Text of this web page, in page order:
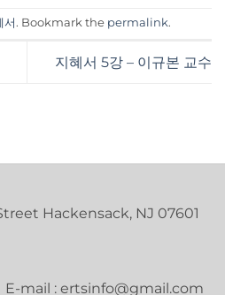
서. Bookmark the permalink.
지혜서 5강 – 이규본 교수
Hackensack, NJ 07601
E-mail : ertsinfo@gmail.com